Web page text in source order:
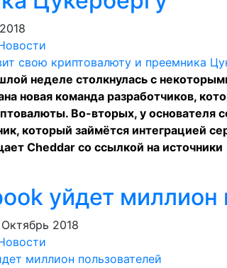
неделе столкнулась с
новая команда разработчиков,
Во-вторых, у основателя
который займётся интеграцией
Cheddar со ссылкой на источники
уйдет миллион
2018